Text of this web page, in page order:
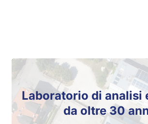
Laboratorio di analisi
da oltre30